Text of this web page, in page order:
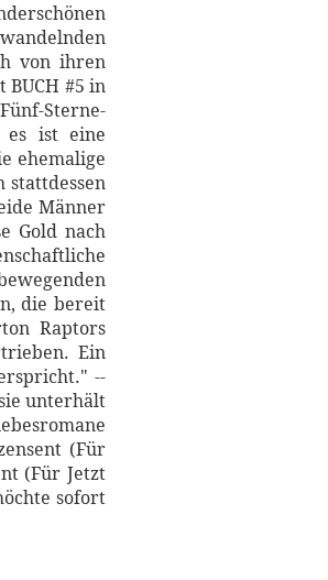
von ihren
BUCH #5 in
Sterne-
es ist eine
ehemalige
Männer
Gold nach
die bereit
Raptors
Ein
--
unterhält
(Für
(Für Jetzt
sofort